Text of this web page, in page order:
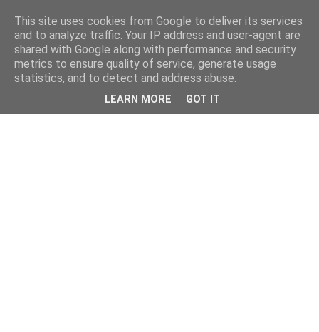
This site uses cookies from Google to deliver its services
and to analyze traffic. Your IP address and user-agent are
shared with Google along with performance and security
metrics to ensure quality of service, generate usage
statistics, and to detect and address abuse.
LEARN MORE GOT IT